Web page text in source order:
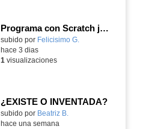
Programa con Scratch juegos con los partidos del mundial 2026 ganados por España
Contenido educativo.
subido por Felicisimo G.
hace 3 dias
1 visualizaciones
¿EXISTE O INVENTADA?
Contenido educativo.
subido por Beatriz B.
hace una semana